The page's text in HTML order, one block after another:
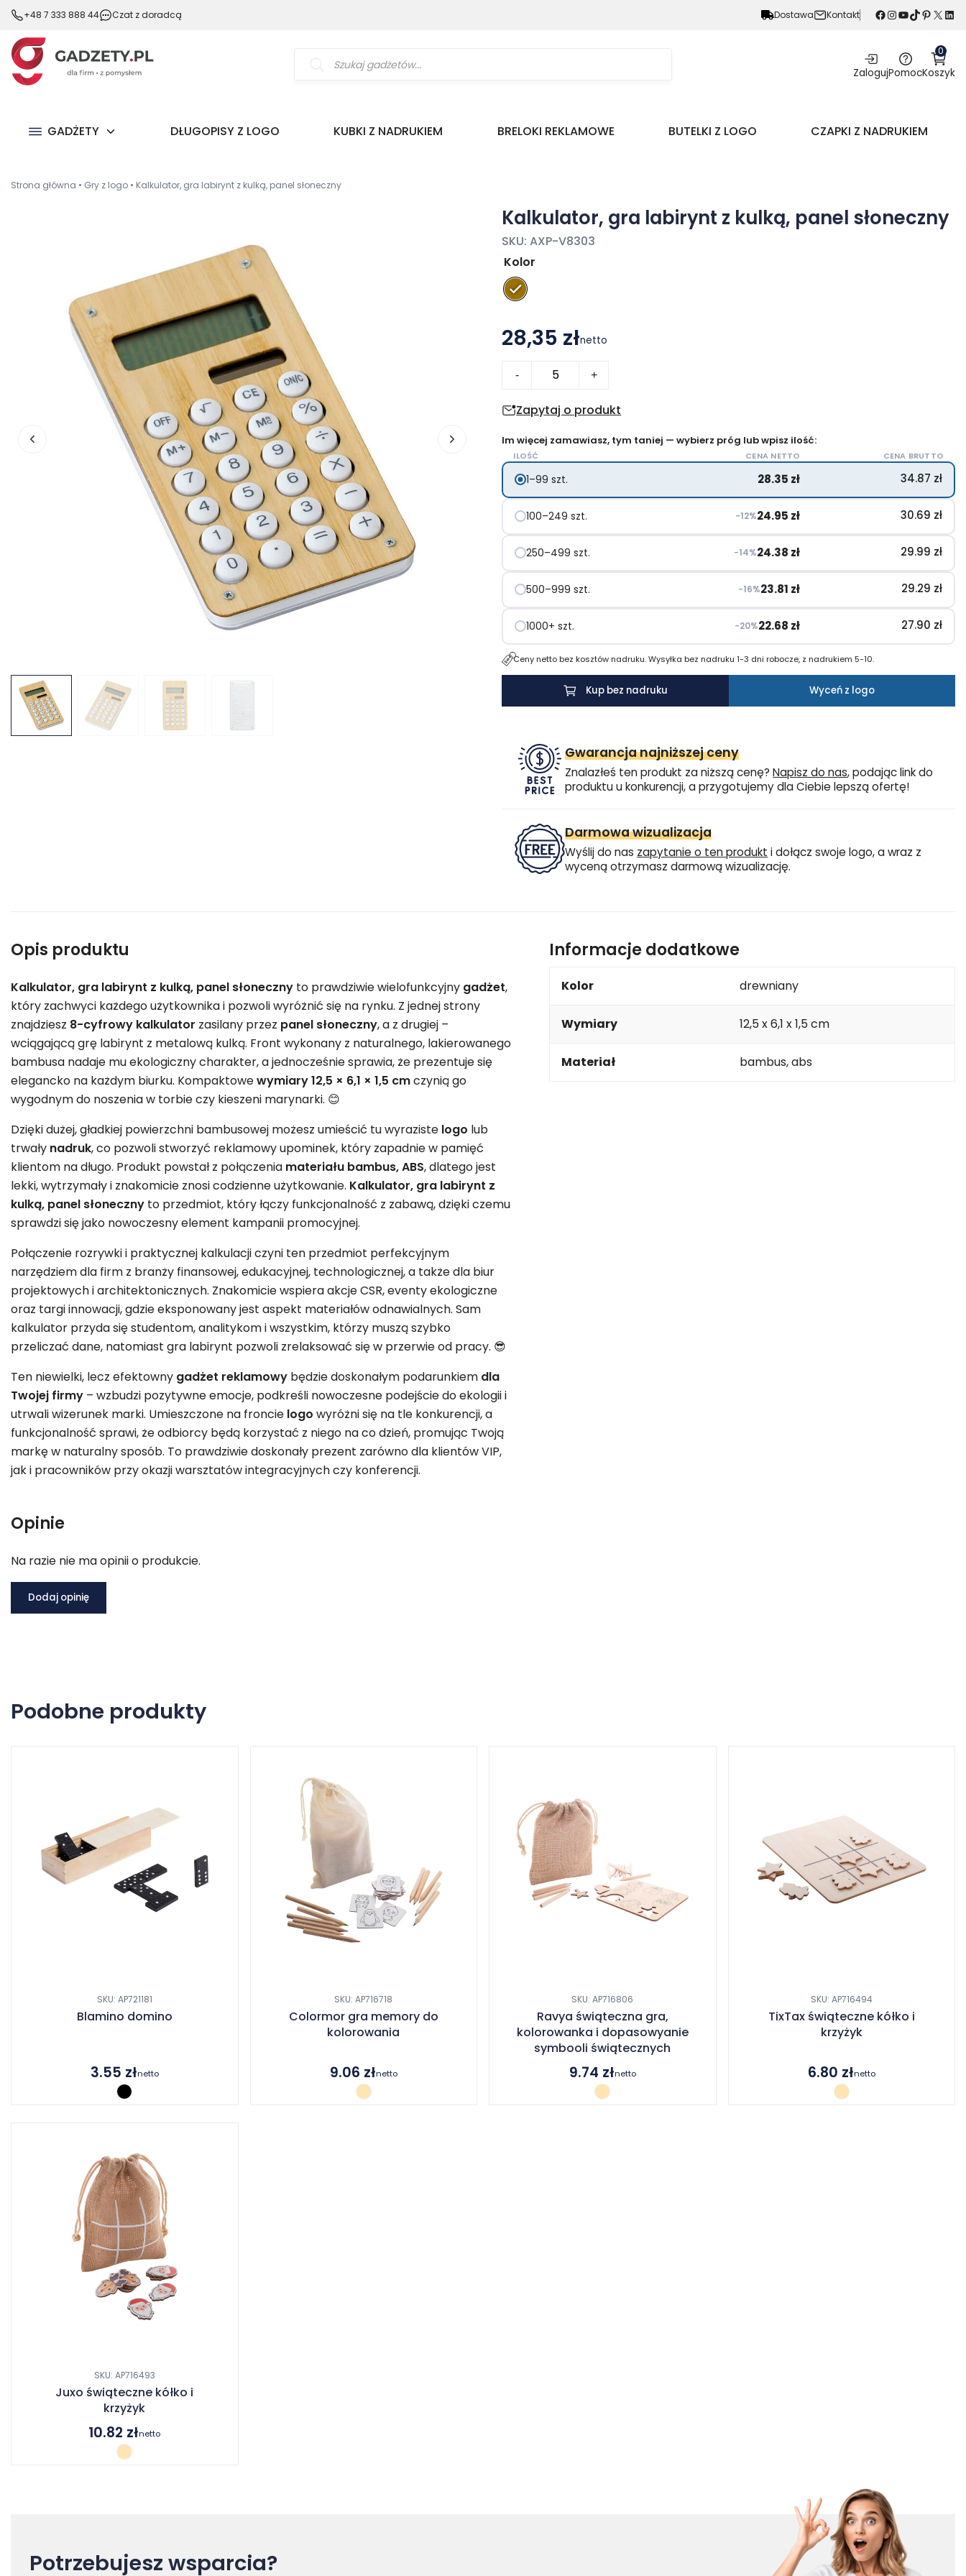
+48 7 333 888 44 Czat z doradcą Dostawa Kontakt Facebook InstagramYouTube TikTok Pinterest X LinkedIn
produktów ZalogujPomoc
0
Koszyk
GADŻETY DŁUGOPISY Z LOGO KUBKI Z NADRUKIEM BRELOKI REKLAMOWE BUTELKI Z LOGO CZAPKI Z NADRUKIEM
Strona główna • Gry z logo • Kalkulator, gra labirynt z kulką, panel słoneczny
Kalkulator, gra labirynt z kulką, panel słoneczny
SKU:AXP-V8303
Kolor
28,35 złnetto
-
gra
z
kulką,
panel
słoneczny
+
Zapytaj o produkt
Im więcej zamawiasz, tym taniej — wybierz próg lub wpisz ilość:
ILOŚĆ CENA NETTO CENA BRUTTO
1–99 szt. 28.35 zł 34.87 zł
100–249 szt. −12%24.95 zł 30.69 zł
250–499 szt. −14%24.38 zł 29.99 zł
500–999 szt. −16%23.81 zł 29.29 zł
1000+ szt. −20%22.68 zł 27.90 zł
Ceny netto bez kosztów nadruku. Wysyłka bez nadruku 1-3 dni robocze, z nadrukiem 5-10.
Kup bez nadruku Wyceń z logo
Gwarancja najniższej ceny
Znalazłeś ten produkt za niższą cenę?Napisz do nas, podając link do
produktu u konkurencji, a przygotujemy dla Ciebie lepszą ofertę!
Darmowa wizualizacja
Wyślij do nas zapytanie o ten produkt i dołącz swoje logo, a wraz z
wyceną otrzymasz darmową wizualizację.
Opis produktu
Kalkulator, gra labirynt z kulką, panel słoneczny to prawdziwie wielofunkcyjny gadżet,
który zachwyci każdego użytkownika i pozwoli wyróżnić się na rynku. Z jednej strony
znajdziesz 8-cyfrowy kalkulator zasilany przez panel słoneczny, a z drugiej –
wciągającą grę labirynt z metalową kulką. Front wykonany z naturalnego, lakierowanego
bambusa nadaje mu ekologiczny charakter, a jednocześnie sprawia, że prezentuje się
elegancko na każdym biurku. Kompaktowewymiary 12,5 × 6,1 × 1,5 cmczynią go
wygodnym do noszenia w torbie czy kieszeni marynarki. 😊
Dzięki dużej, gładkiej powierzchni bambusowej możesz umieścić tu wyraziste logo lub
trwały nadruk, co pozwoli stworzyć reklamowy upominek, który zapadnie w pamięć
klientom na długo. Produkt powstał z połączenia materiału bambus, ABS, dlatego jest
lekki, wytrzymały i znakomicie znosi codzienne użytkowanie. Kalkulator, gra labirynt z
kulką, panel słoneczny to przedmiot, który łączy funkcjonalność z zabawą, dzięki czemu
sprawdzi się jako nowoczesny element kampanii promocyjnej.
Połączenie rozrywki i praktycznej kalkulacji czyni ten przedmiot perfekcyjnym
narzędziem dla firm z branży finansowej, edukacyjnej, technologicznej, a także dla biur
projektowych i architektonicznych. Znakomicie wspiera akcje CSR, eventy ekologiczne
oraz targi innowacji, gdzie eksponowany jest aspekt materiałów odnawialnych. Sam
kalkulator przyda się studentom, analitykom i wszystkim, którzy muszą szybko
przeliczać dane, natomiast gra labirynt pozwoli zrelaksować się w przerwie od pracy. 😎
Ten niewielki, lecz efektowny gadżet reklamowy będzie doskonałym podarunkiem dla
Twojej firmy – wzbudzi pozytywne emocje, podkreśli nowoczesne podejście do ekologii i
utrwali wizerunek marki. Umieszczone na froncie logo wyróżni się na tle konkurencji, a
funkcjonalność sprawi, że odbiorcy będą korzystać z niego na co dzień, promując Twoją
markę w naturalny sposób. To prawdziwie doskonały prezent zarówno dla klientów VIP,
jak i pracowników przy okazji warsztatów integracyjnych czy konferencji.
Informacje dodatkowe
Kolor drewniany
Wymiary 12,5 x 6,1 x 1,5 cm
Materiał bambus, abs
Opinie
Na razie nie ma opinii o produkcie.
Dodaj opinię
Podobne produkty
SKU: AP721181
Blamino domino
3.55 złnetto
SKU: AP716718
Colormor gra memory do
kolorowania
9.06 złnetto
SKU: AP716806
Ravya świąteczna gra,
kolorowanka i dopasowyanie
symbooli świątecznych
9.74 złnetto
SKU: AP716494
TixTax świąteczne kółko i
krzyżyk
6.80 złnetto
SKU: AP716493
Juxo świąteczne kółko i
krzyżyk
10.82 złnetto
Potrzebujesz wsparcia?